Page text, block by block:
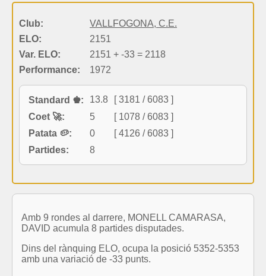
Club:
VALLFOGONA, C.E.
ELO:
2151
Var. ELO:
2151 + -33 = 2118
Performance:
1972
Standard ♚: 13.8
[ 3181 / 6083 ]
Coet 🚀:
5
[ 1078 / 6083 ]
Patata 🥔:
0
[ 4126 / 6083 ]
Partides:
8
Amb 9 rondes al darrere, MONELL CAMARASA,
DAVID acumula 8 partides disputades.
Dins del rànquing ELO, ocupa la posició 5352-5353
amb una variació de -33 punts.